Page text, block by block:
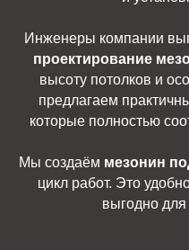
Инженеры компании
проектирование
высоту потолков и
предлагаем
которые полностью
Мы создаём мезонин
цикл работ. Это
выгодно